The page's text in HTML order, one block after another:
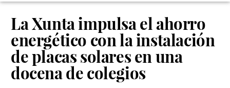
La Xunta impulsa el ahorro
energético con la instalación
de placas solares en una
docena de colegios